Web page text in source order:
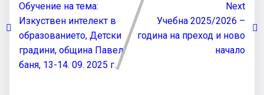
Обучение на тема:
Изкуствен интелект в
образованието, Детски
градини, община Павел
баня, 13-14. 09. 2025 г.
Next
Учебна 2025/2026 –
година на преход и ново
начало